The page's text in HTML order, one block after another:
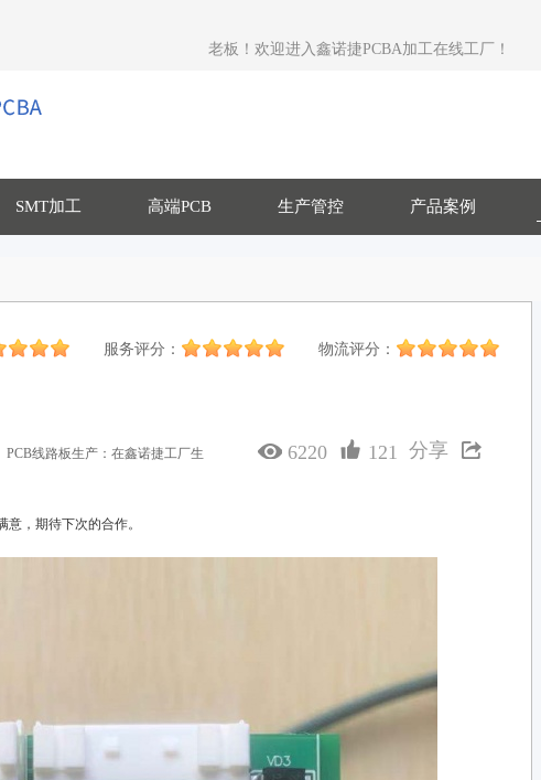
老板！欢迎进入鑫诺捷PCBA加工在线工厂！
SMT加工 高端PCB 生产管控 产品案例
服务评分： 物流评分：
6220 121 分享
PCB线路板生产：在鑫诺捷工厂生
，期待下次的合作。